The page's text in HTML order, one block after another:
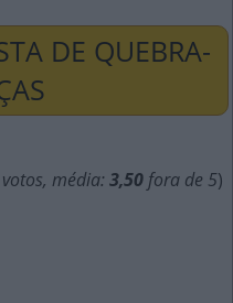
DE QUEBRA-
votos, média: 3,50 fora de 5)